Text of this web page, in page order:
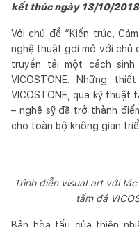
kết thúc ngày 13/10/
Với chủ đề “Kiến trúc,
nghệ thuật gợi mở với chủ
truyền tải một cách
VICOSTONE. Những
VICOSTONE, qua kỹ thuật
– nghệ sỹ đã trở thành
cho toàn bộ không gian
Trình diễn visual art với
tấm đá